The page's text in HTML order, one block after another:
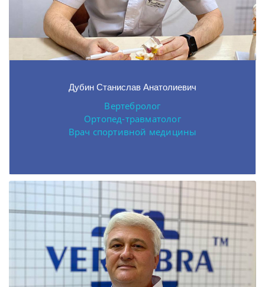
Дубин Станислав Анатолиевич
Вертебролог
Ортопед-травматолог
Врач спортивной медицины